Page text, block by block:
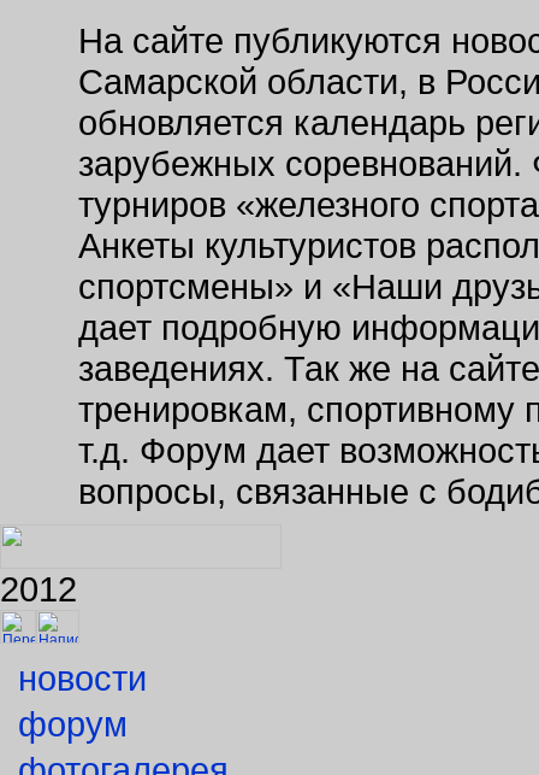
На сайте публикуются
Самарской области, в
обновляется календарь
зарубежных соревнований.
турниров «железного
Анкеты культуристов
спортсмены» и «Наши
дает подробную
заведениях. Так же на
тренировкам, спортивному
т.д. Форум дает
вопросы, связанные с
2012
форум
фотогалерея